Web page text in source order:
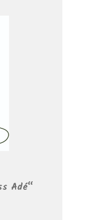
Adé“